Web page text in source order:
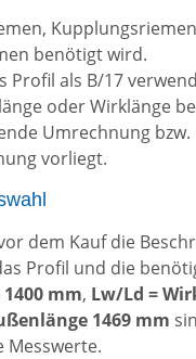
benötigt wird.
Profil als B/17
oder Wirklänge
Umrechnung bzw.
vorliegt.
dem Kauf die
Profil und die
mm, Lw/Ld =
1469 mm
Messwerte.